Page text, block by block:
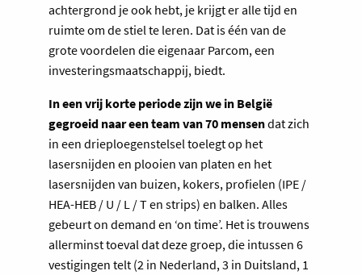
achtergrond je ook hebt, je krijgt er alle tijd en
ruimte om de stiel te leren. Dat is één van de
grote voordelen die eigenaar Parcom, een
investeringsmaatschappij, biedt.
In een vrij korte periode zijn we in België
gegroeid naar een team van 70 mensendat zich
in een drieploegenstelsel toelegt op het
lasersnijden en plooien van platen en het
lasersnijden van buizen, kokers, profielen (IPE /
HEA-HEB / U / L / T en strips) en balken. Alles
gebeurt on demand en ‘on time’. Het is trouwens
allerminst toeval dat deze groep, die intussen 6
vestigingen telt (2 in Nederland, 3 in Duitsland, 1